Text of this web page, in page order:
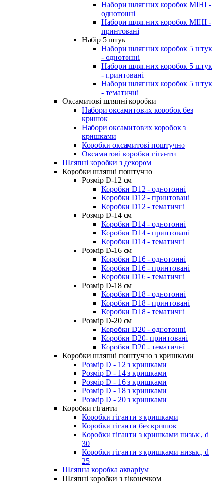
Набори шляпних коробок МІНІ -
однотонні
Набори шляпних коробок МІНІ -
принтовані
Набір 5 штук
Набори шляпних коробок 5 штук
- однотонні
Набори шляпних коробок 5 штук
- принтовані
Набори шляпних коробок 5 штук
- тематичні
Оксамитові шляпні коробки
Набори оксамитових коробок без
кришок
Набори оксамитових коробок з
кришками
Коробки оксамитові поштучно
Оксамитові коробки гіганти
Шляпні коробки з декором
Коробки шляпні поштучно
Розмір D-12 cм
Коробки D12 - однотонні
Коробки D12 - принтовані
Коробки D12 - тематичні
Розмір D-14 cм
Коробки D14 - однотонні
Коробки D14 - принтовані
Коробки D14 - тематичні
Розмір D-16 cм
Коробки D16 - однотонні
Коробки D16 - принтовані
Коробки D16 - тематичні
Розмір D-18 cм
Коробки D18 - однотонні
Коробки D18 - принтовані
Коробки D18 - тематичні
Розмір D-20 cм
Коробки D20 - однотонні
Коробки D20- принтовані
Коробки D20 - тематичні
Коробки шляпні поштучно з кришками
Розмір D - 12 з кришками
Розмір D - 14 з кришками
Розмір D - 16 з кришками
Розмір D - 18 з кришками
Розмір D - 20 з кришками
Коробки гіганти
Коробки гіганти з кришками
Коробки гіганти без кришок
Коробки гіганти з кришками низькі, d
30
Коробки гіганти з кришками низькі, d
25
Шляпна коробка акваріум
Шляпні коробки з віконечком